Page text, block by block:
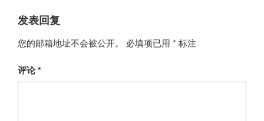
发表回复
您的邮箱地址不会被公开。 必填项已用 * 标注
评论*